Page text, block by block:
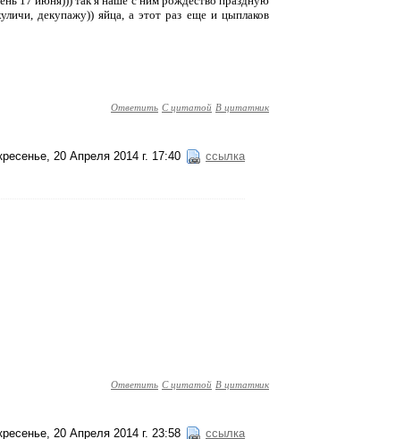
декупажу)) яйца, а этот раз еще и цыплаков
Ответить С цитатой В цитатник
20 Апреля 2014 г. 17:40 ссылка
Ответить С цитатой В цитатник
20 Апреля 2014 г. 23:58 ссылка